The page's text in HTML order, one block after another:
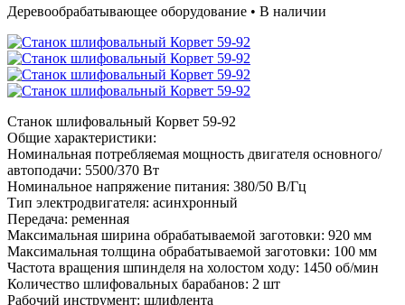
Деревообрабатывающее оборудование • В наличии
Станок шлифовальный Корвет 59-92
Общие характеристики:
Номинальная потребляемая мощность двигателя основного/
автоподачи: 5500/370 Вт
Номинальное напряжение питания: 380/50 В/Гц
Тип электродвигателя: асинхронный
Передача: ременная
Максимальная ширина обрабатываемой заготовки: 920 мм
Максимальная толщина обрабатываемой заготовки: 100 мм
Частота вращения шпинделя на холостом ходу: 1450 об/мин
Количество шлифовальных барабанов: 2 шт
Рабочий инструмент: шлифлента